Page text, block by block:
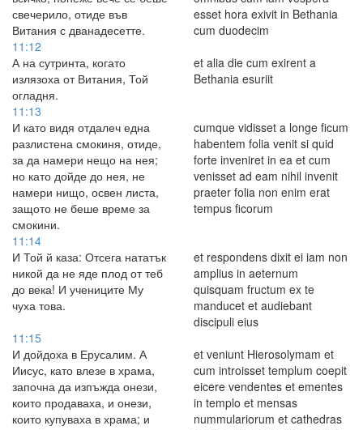
свечерило, отиде във
Витания с дванадесетте.
esset hora exivit in Bethania
cum duodecim
11:12
А на сутринта, когато
излязоха от Витания, Той
огладня.
et alia die cum exirent a
Bethania esuriit
11:13
И като видя отдалеч една
разлистена смокиня, отиде,
за да намери нещо на нея;
но като дойде до нея, не
намери нищо, освен листа,
защото не беше време за
смокини.
cumque vidisset a longe ficum
habentem folia venit si quid
forte inveniret in ea et cum
venisset ad eam nihil invenit
praeter folia non enim erat
tempus ficorum
11:14
И Той й каза: Отсега нататък
никой да не яде плод от теб
до века! И учениците Му
чуха това.
et respondens dixit ei iam non
amplius in aeternum
quisquam fructum ex te
manducet et audiebant
discipuli eius
11:15
И дойдоха в Ерусалим. А
Иисус, като влезе в храма,
започна да изпъжда онези,
които продаваха, и онези,
които купуваха в храма; и
et veniunt Hierosolymam et
cum introisset templum coepit
eicere vendentes et ementes
in templo et mensas
nummulariorum et cathedras